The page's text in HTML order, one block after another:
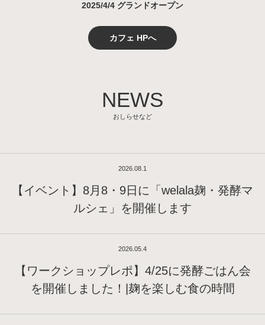
2025/4/4 グランドオープン
カフェ HPへ
NEWS
おしらせなど
2026.08.1
【イベント】8月8・9日に「welala麹・発酵マ
ルシェ」を開催します
2026.05.4
【ワークショップレポ】4/25に発酵ごはん会
を開催しました！|麹を楽しむ食の時間